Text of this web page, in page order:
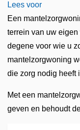
Lees voor
Een
terrein van uw
degene voor wie u
mantelzorgwoning
die zorg nodig heeft
Met een
geven en behoudt